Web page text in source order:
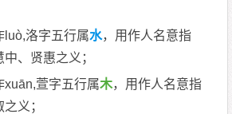
luò,洛字五行属水，用作人名意指
、贤惠之义；
xuān,萱字五行属木，用作人名意指
义；